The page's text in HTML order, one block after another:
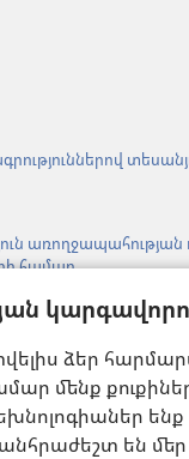
ձեր
մենք
ենք
են
առողջապահության
համար